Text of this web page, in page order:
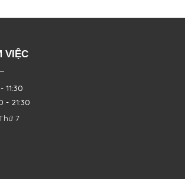
VIỆC
11:30
- 21:30
7